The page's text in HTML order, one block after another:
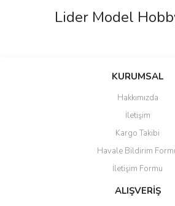
Lider Model
Bu ürüne ilk yorumu siz
Yorum Yaz
Ürün resmi kalitesiz, bozuk veya
Ürün açıklamasında eksik bilgiler
Ürün bilgilerinde hatalar bulunuyor.
Ürün fiyatı diğer sitelerden daha pahalı.
Bu ürüne benzer farklı alternatifler olmalı.
KURUMSAL
Hakkımızda
İletişim
Kargo Takibi
Havale Bildirim
İletişim Formu
ALIŞVERİŞ